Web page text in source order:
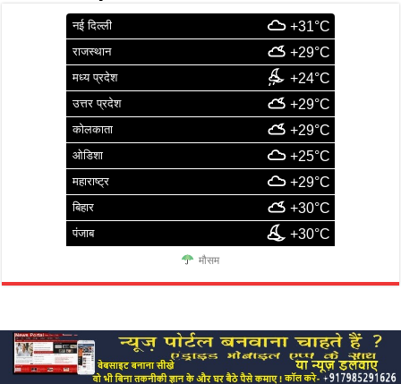
नई दिल्ली +31°C
राजस्थान +29°C
मध्य प्रदेश +24°C
उत्तर प्रदेश +29°C
कोलकाता +29°C
ओडिशा +25°C
महाराष्ट्र +29°C
बिहार +30°C
पंजाब +30°C
मौसम